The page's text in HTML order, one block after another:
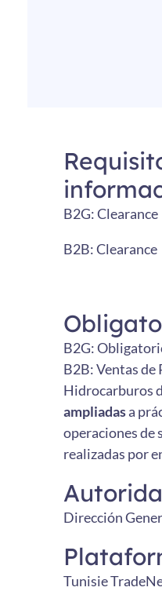
B2G: Clearance
B2B: Clearance
B2G:
B2B: Ventas de
Hidrocarburos
ampliadasa
operaciones de
realizadas por
Dirección
Tunisie